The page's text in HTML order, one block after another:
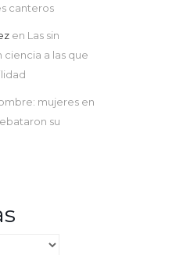
canteros
en Las sin
a las que
mujeres en
su